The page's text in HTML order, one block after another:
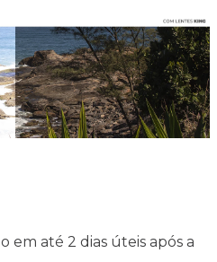
em até 2 dias úteis após a